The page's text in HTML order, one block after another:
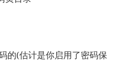
的(估计是你启用了密码保